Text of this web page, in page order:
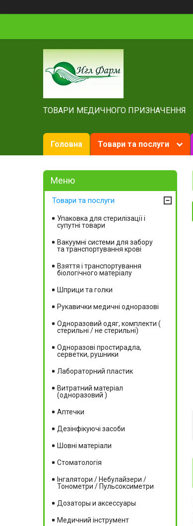
ТОВАРИ МЕДИЧНОГО ПРИЗНАЧЕННЯ
Головна Товари та послуги
Товари та послуги
Упаковка для стерилізації і
супутні товари
Вакуумні системи для забору
та транспортування крові
Взяття і транспортування
біологічного матеріалу
Шприци та голки
Рукавички медичні одноразові
Одноразовий одяг, комплекти (
стерильні / не стерильні)
Одноразові простирадла,
серветки, рушники
Лабораторний пластик
Витратний матеріал
(одноразовий )
Аптечки
Дезінфікуючі засоби
Шовні матеріали
Стоматологія
Інгалятори / Небулайзери /
Тонометри / Пульсоксиметри
Дозаторы и аксессуары
Медичний інструмент